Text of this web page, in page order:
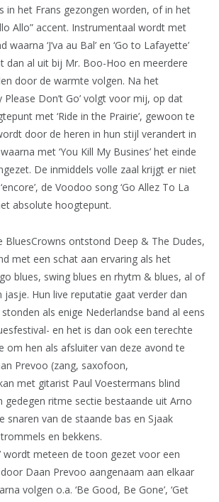
in het Frans gezongen worden, of in het
Allo” accent. Instrumentaal wordt met
waarna ‘J’va au Bal’ en ‘Go to Lafayette’
dan al uit bij Mr. Boo-Hoo en meerdere
door de warmte volgen. Na het
Please Don’t Go’ volgt voor mij, op dat
met ‘Ride in the Prairie’, gewoon te
door de heren in hun stijl verandert in
met ‘You Kill My Busines’ het einde
De inmiddels volle zaal krijgt er niet
de Voodoo song ‘Go Allez To La
absolute hoogtepunt.
BluesCrowns ontstond Deep & The Dudes,
met een schat aan ervaring als het
blues, swing blues en rhytm & blues, al of
Hun live reputatie gaat verder dan
als enige Nederlandse band al eens
en het is dan ook een terechte
om hen als afsluiter van deze avond te
Prevoo (zang, saxofoon,
met gitarist Paul Voestermans blind
gedegen ritme sectie bestaande uit Arno
snaren van de staande bas en Sjaak
en bekkens.
wordt meteen de toon gezet voor een
Daan Prevoo aangenaam aan elkaar
volgen o.a. ‘Be Good, Be Gone’, ‘Get